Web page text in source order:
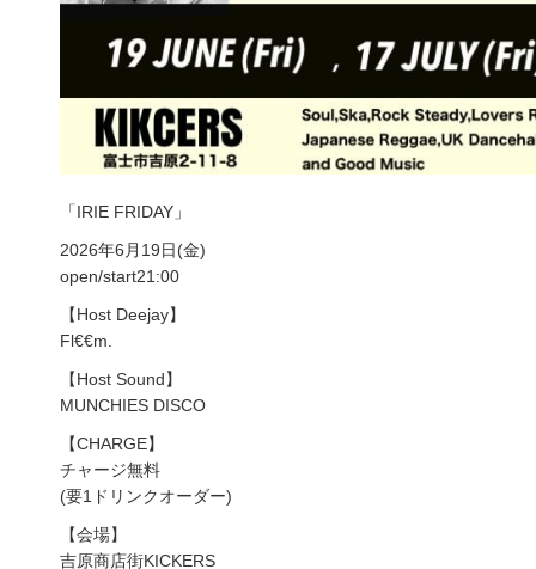
「IRIE FRIDAY」
2026年6月19日(金)
open/start21:00
【Host Deejay】
Fl€€m.
【Host Sound】
MUNCHIES DISCO
【CHARGE】
チャージ無料
(要1ドリンクオーダー)
【会場】
吉原商店街KICKERS